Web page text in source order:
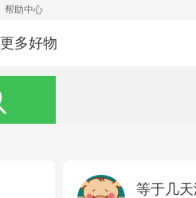
帮助中心
更多好物
等于几